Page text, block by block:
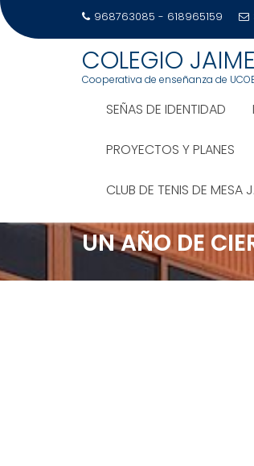
968763085 - 618965159
COLEGIO
Cooperativa de enseñanza de
SEÑAS DE IDENTIDAD
PROYECTOS Y PLANES
CLUB DE TENIS DE MESA
UN AÑO DE